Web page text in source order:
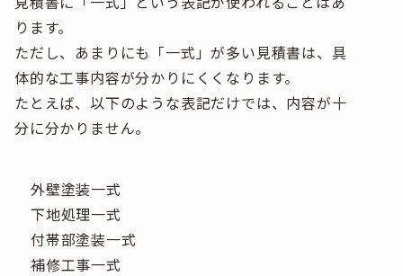
ります。
ただし、あまりにも「一式」が多い見積書は、具
体的な工事内容が分かりにくくなります。
たとえば、以下のような表記だけでは、内容が十
分に分かりません。
外壁塗装一式
下地処理一式
付帯部塗装一式
補修工事一式